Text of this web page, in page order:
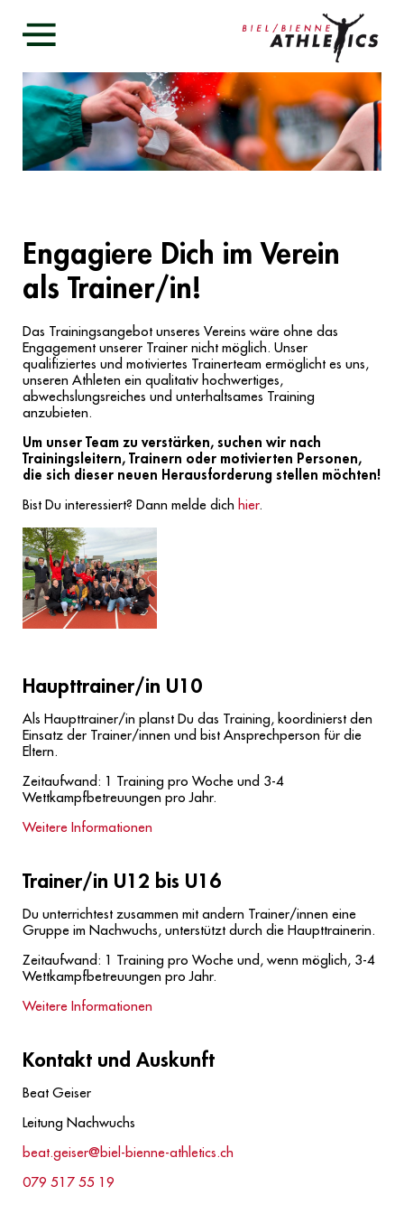
Home
Events
Training & Wettkämpfe
Training
Trainingslager Wettkämpfe
Trainer
Statistik und Rekorde
Helsana Trails & Vitaparcours
Kontakt
Sponsoren
Datenschutz
Engagiere Dich im Verein
als Trainer/in!
Das Trainingsangebot unseres Vereins wäre ohne das
Engagement unserer Trainer nicht möglich. Unser
qualifiziertes und motiviertes Trainerteam ermöglicht es uns,
unseren Athleten ein qualitativ hochwertiges,
abwechslungsreiches und unterhaltsames Training
anzubieten.
Um unser Team zu verstärken, suchen wir nach
Trainingsleitern, Trainern oder motivierten Personen,
die sich dieser neuen Herausforderung stellen möchten!
Bist Du interessiert? Dann melde dich hier.
Haupttrainer/in U10
Als Haupttrainer/in planst Du das Training, koordinierst den
Einsatz der Trainer/innen und bist Ansprechperson für die
Eltern.
Zeitaufwand: 1 Training pro Woche und 3-4
Wettkampfbetreuungen pro Jahr.
Weitere Informationen
Trainer/in U12 bis U16
Du unterrichtest zusammen mit andern Trainer/innen eine
Gruppe im Nachwuchs, unterstützt durch die Haupttrainerin.
Zeitaufwand: 1 Training pro Woche und, wenn möglich, 3-4
Wettkampfbetreuungen pro Jahr.
Weitere Informationen
Kontakt und Auskunft
Beat Geiser
Leitung Nachwuchs
beat.geiser@biel-bienne-athletics.ch
079 517 55 19